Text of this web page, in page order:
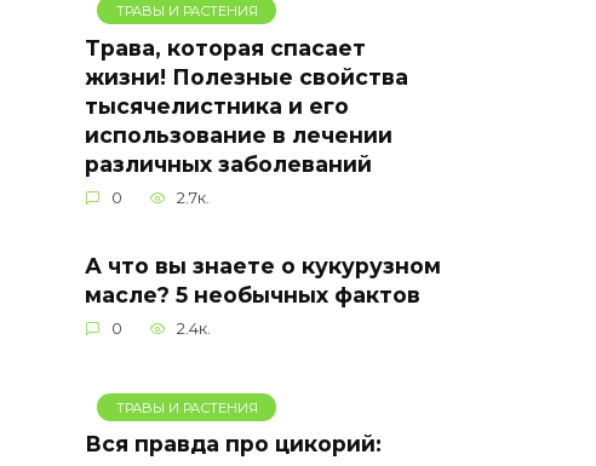
ТРАВЫ И РАСТЕНИЯ
Трава, которая спасает
жизни! Полезные свойства
тысячелистника и его
использование в лечении
различных заболеваний
0 2.7к.
А что вы знаете о кукурузном
масле? 5 необычных фактов
0 2.4к.
ТРАВЫ И РАСТЕНИЯ
Вся правда про цикорий: